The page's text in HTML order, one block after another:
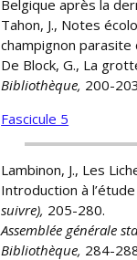
Belgique après la
Tahon, J., Notes
champignon
De Block, G., La
Bibliothèque, 200-
Fascicule 5
Lambinon, J., Les
Introduction à
suivre), 205-280.
Assemblée générale
Bibliothèque, 284-